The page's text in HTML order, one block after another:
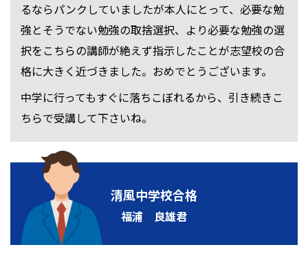
るならパンクしていましたが本人にとって、必要な勉
強とそうでない勉強の取捨選択、より必要な勉強の選
択をこちらの講師が絶えず指示したことが志望校の合
格に大きく近づきました。おめでとうございます。
中学に行ってもすぐに落ちこぼれるから、引き続きこ
ちらで受講して下さいね。
清風中学校合格
福浦 良雄君